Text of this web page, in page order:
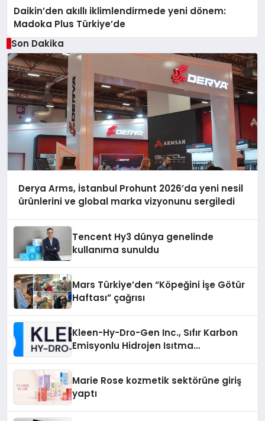
Daikin’den akıllı iklimlendirmede yeni dönem:
Madoka Plus Türkiye’de
Son Dakika
Derya Arms, İstanbul Prohunt 2026’da yeni nesil
ürünlerini ve global marka vizyonunu sergiledi
Tencent Hy3 dünya genelinde
kullanıma sunuldu
Mars Türkiye’den “Köpeğini İşe Götür
Haftası” çağrısı
Kleen-Hy-Dro-Gen Inc., Sıfır Karbon
Emisyonlu Hidrojen Isıtma
Marie Rose kozmetik sektörüne giriş
yaptı